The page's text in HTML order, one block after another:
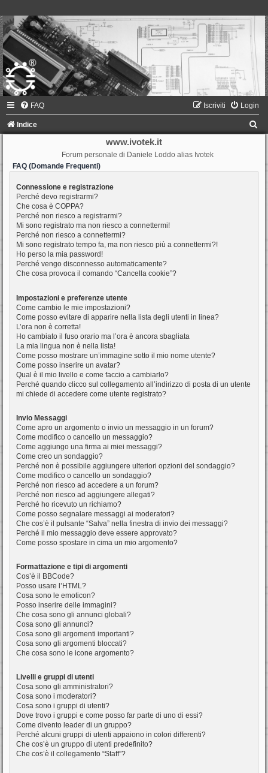
FAQ Login
Iscriviti
Indice
www.ivotek.it
Forum personale di Daniele Loddo alias Ivotek
FAQ (Domande Frequenti)
Connessione e registrazione
Perché devo registrarmi?
Che cosa è COPPA?
Perché non riesco a registrarmi?
Mi sono registrato ma non riesco a connettermi!
Perché non riesco a connettermi?
Mi sono registrato tempo fa, ma non riesco più a connettermi?!
Ho perso la mia password!
Perché vengo disconnesso automaticamente?
Che cosa provoca il comando “Cancella cookie”?
Impostazioni e preferenze utente
Come cambio le mie impostazioni?
Come posso evitare di apparire nella lista degli utenti in linea?
L’ora non è corretta!
Ho cambiato il fuso orario ma l’ora è ancora sbagliata
La mia lingua non è nella lista!
Come posso mostrare un’immagine sotto il mio nome utente?
Come posso inserire un avatar?
Qual è il mio livello e come faccio a cambiarlo?
Perché quando clicco sul collegamento all’indirizzo di posta di un utente
mi chiede di accedere come utente registrato?
Invio Messaggi
Come apro un argomento o invio un messaggio in un forum?
Come modifico o cancello un messaggio?
Come aggiungo una firma ai miei messaggi?
Come creo un sondaggio?
Perché non è possibile aggiungere ulteriori opzioni del sondaggio?
Come modifico o cancello un sondaggio?
Perché non riesco ad accedere a un forum?
Perché non riesco ad aggiungere allegati?
Perché ho ricevuto un richiamo?
Come posso segnalare messaggi ai moderatori?
Che cos’è il pulsante “Salva” nella finestra di invio dei messaggi?
Perché il mio messaggio deve essere approvato?
Come posso spostare in cima un mio argomento?
Formattazione e tipi di argomenti
Cos’è il BBCode?
Posso usare l’HTML?
Cosa sono le emoticon?
Posso inserire delle immagini?
Che cosa sono gli annunci globali?
Cosa sono gli annunci?
Cosa sono gli argomenti importanti?
Cosa sono gli argomenti bloccati?
Che cosa sono le icone argomento?
Livelli e gruppi di utenti
Cosa sono gli amministratori?
Cosa sono i moderatori?
Cosa sono i gruppi di utenti?
Dove trovo i gruppi e come posso far parte di uno di essi?
Come divento leader di un gruppo?
Perché alcuni gruppi di utenti appaiono in colori differenti?
Che cos’è un gruppo di utenti predefinito?
Che cos’è il collegamento “Staff”?